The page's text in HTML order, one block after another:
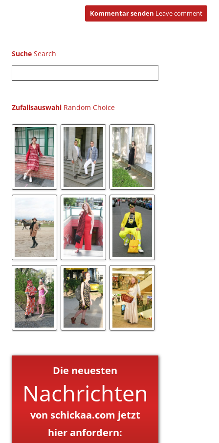
Kommentar senden Leave comment
Suche
u
h
Zufallsauswahl
Die neuesten
Nachrichten
von schickaa.com jetzt
hier anfordern: